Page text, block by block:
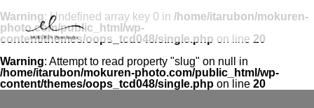
Warning: Undefined array key 0 in /home/itarubon/mokuren-
photo.com/public_html/wp-
content/themes/oops_tcd048/single.php on line 20
Warning: Attempt to read property "slug" on null in
/home/itarubon/mokuren-photo.com/public_html/wp-
content/themes/oops_tcd048/single.php on line 20